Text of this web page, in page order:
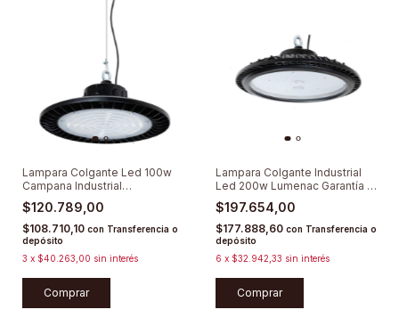
Lampara Colgante Led 100w
Campana Industrial
Galpón/depósito
$120.789,00
$108.710,10 con Transferencia o
depósito
3 x $40.263,00 sin interés
Comprar
Lampara Colgante Industrial
Led 200w Lumenac Garantía 3
Años
$197.654,00
$177.888,60 con Transferencia o
depósito
6 x $32.942,33 sin interés